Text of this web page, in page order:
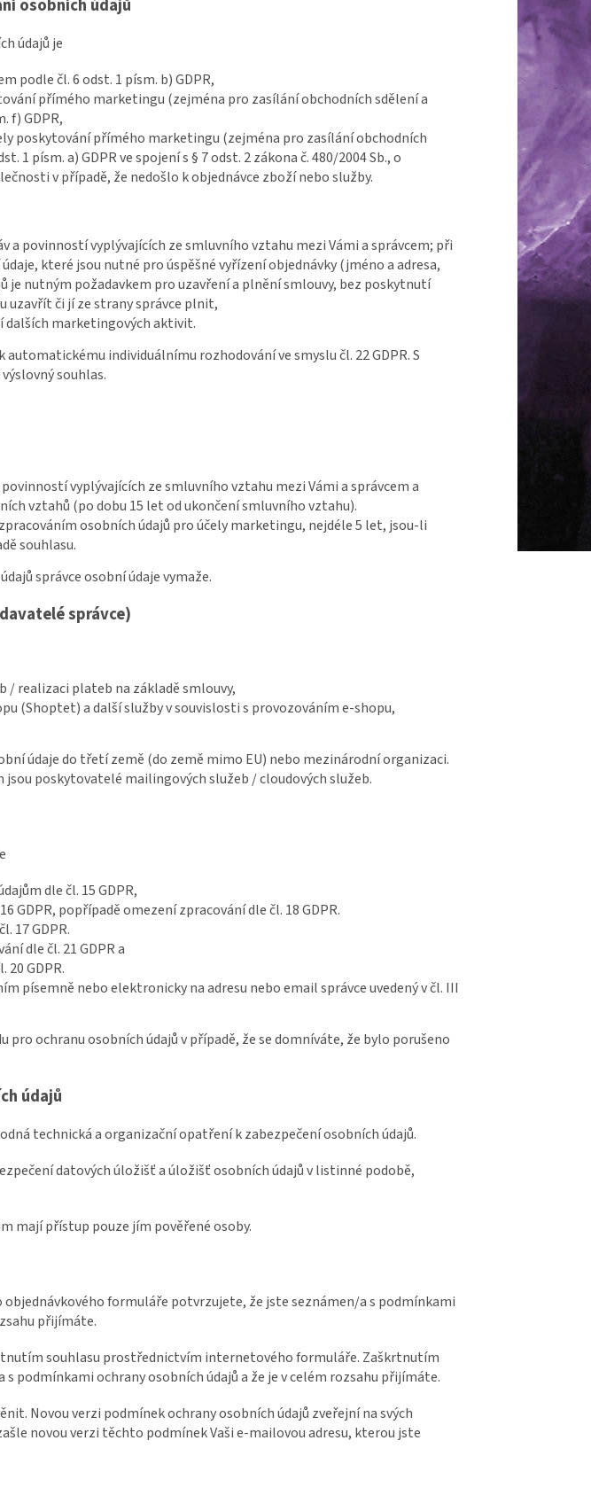
osobních údajů
údajů je
podle čl. 6 odst. 1 písm. b) GDPR,
přímého marketingu (zejména pro zasílání obchodních sdělení a
f) GDPR,
poskytování přímého marketingu (zejména pro zasílání obchodních
1 písm. a) GDPR ve spojení s § 7 odst. 2 zákona č. 480/2004 Sb., o
v případě, že nedošlo k objednávce zboží nebo služby.
a povinností vyplývajících ze smluvního vztahu mezi Vámi a správcem; při
které jsou nutné pro úspěšné vyřízení objednávky (jméno a adresa,
nutným požadavkem pro uzavření a plnění smlouvy, bez poskytnutí
uzavřít či jí ze strany správce plnit,
dalších marketingových aktivit.
automatickému individuálnímu rozhodování ve smyslu čl. 22 GDPR. S
souhlas.
vyplývajících ze smluvního vztahu mezi Vámi a správcem a
vztahů (po dobu 15 let od ukončení smluvního vztahu).
osobních údajů pro účely marketingu, nejdéle 5 let, jsou-li
souhlasu.
správce osobní údaje vymaže.
správce)
/ realizaci plateb na základě smlouvy,
(Shoptet) a další služby v souvislosti s provozováním e-shopu,
údaje do třetí země (do země mimo EU) nebo mezinárodní organizaci.
poskytovatelé mailingových služeb / cloudových služeb.
dle čl. 15 GDPR,
GDPR, popřípadě omezení zpracování dle čl. 18 GDPR.
17 GDPR.
dle čl. 21 GDPR a
GDPR.
písemně nebo elektronicky na adresu nebo email správce uvedený v čl. III
pro ochranu osobních údajů v případě, že se domníváte, že bylo porušeno
údajů
technická a organizační opatření k zabezpečení osobních údajů.
datových úložišť a úložišť osobních údajů v listinné podobě,
mají přístup pouze jím pověřené osoby.
formuláře potvrzujete, že jste seznámen/a s podmínkami
přijímáte.
souhlasu prostřednictvím internetového formuláře. Zaškrtnutím
podmínkami ochrany osobních údajů a že je v celém rozsahu přijímáte.
Novou verzi podmínek ochrany osobních údajů zveřejní na svých
novou verzi těchto podmínek Vaši e-mailovou adresu, kterou jste